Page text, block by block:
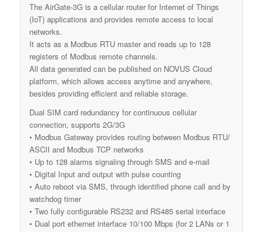
The AirGate-3G is a cellular router for Internet of Things
(IoT) applications and provides remote access to local
networks.
It acts as a Modbus RTU master and reads up to 128
registers of Modbus remote channels.
All data generated can be published on NOVUS Cloud
platform, which allows access anytime and anywhere,
besides providing efficient and reliable storage.
Dual SIM card redundancy for continuous cellular
connection, supports 2G/3G
• Modbus Gateway provides routing between Modbus RTU/
ASCII and Modbus TCP networks
• Up to 128 alarms signaling through SMS and e-mail
• Digital Input and output with pulse counting
• Auto reboot via SMS, through identified phone call and by
watchdog timer
• Two fully configurable RS232 and RS485 serial interface
• Dual port ethernet interface 10/100 Mbps (for 2 LANs or 1